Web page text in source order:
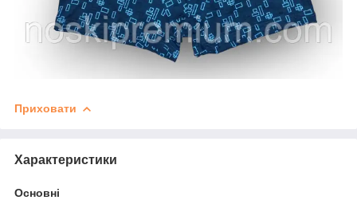
Приховати
Характеристики
Основні